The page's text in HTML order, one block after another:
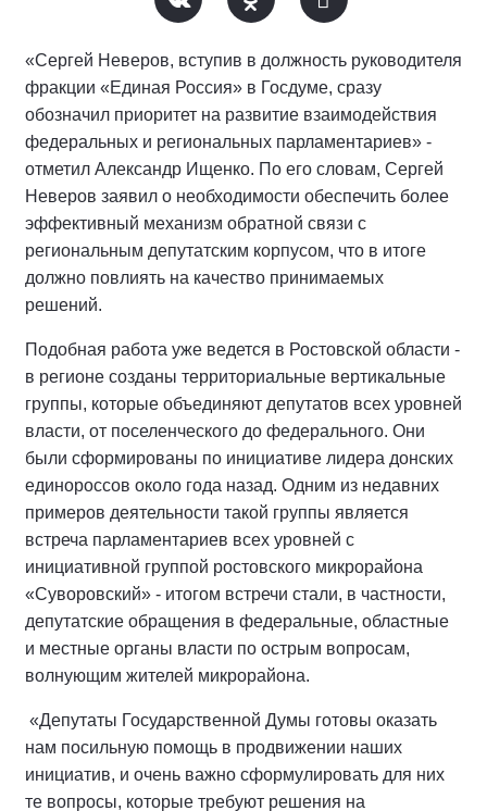
«Сергей Неверов, вступив в должность руководителя
фракции «Единая Россия» в Госдуме, сразу
обозначил приоритет на развитие взаимодействия
федеральных и региональных парламентариев» -
отметил Александр Ищенко. По его словам, Сергей
Неверов заявил о необходимости обеспечить более
эффективный механизм обратной связи с
региональным депутатским корпусом, что в итоге
должно повлиять на качество принимаемых
решений.
Подобная работа уже ведется в Ростовской области -
в регионе созданы территориальные вертикальные
группы, которые объединяют депутатов всех уровней
власти, от поселенческого до федерального. Они
были сформированы по инициативе лидера донских
единороссов около года назад. Одним из недавних
примеров деятельности такой группы является
встреча парламентариев всех уровней с
инициативной группой ростовского микрорайона
«Суворовский» - итогом встречи стали, в частности,
депутатские обращения в федеральные, областные
и местные органы власти по острым вопросам,
волнующим жителей микрорайона.
«Депутаты Государственной Думы готовы оказать
нам посильную помощь в продвижении наших
инициатив, и очень важно сформулировать для них
те вопросы, которые требуют решения на